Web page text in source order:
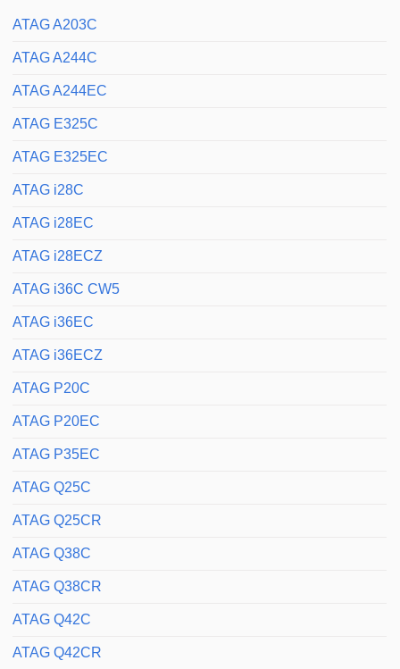
ATAG A203C
ATAG A244C
ATAG A244EC
ATAG E325C
ATAG E325EC
ATAG i28C
ATAG i28EC
ATAG i28ECZ
ATAG i36C CW5
ATAG i36EC
ATAG i36ECZ
ATAG P20C
ATAG P20EC
ATAG P35EC
ATAG Q25C
ATAG Q25CR
ATAG Q38C
ATAG Q38CR
ATAG Q42C
ATAG Q42CR